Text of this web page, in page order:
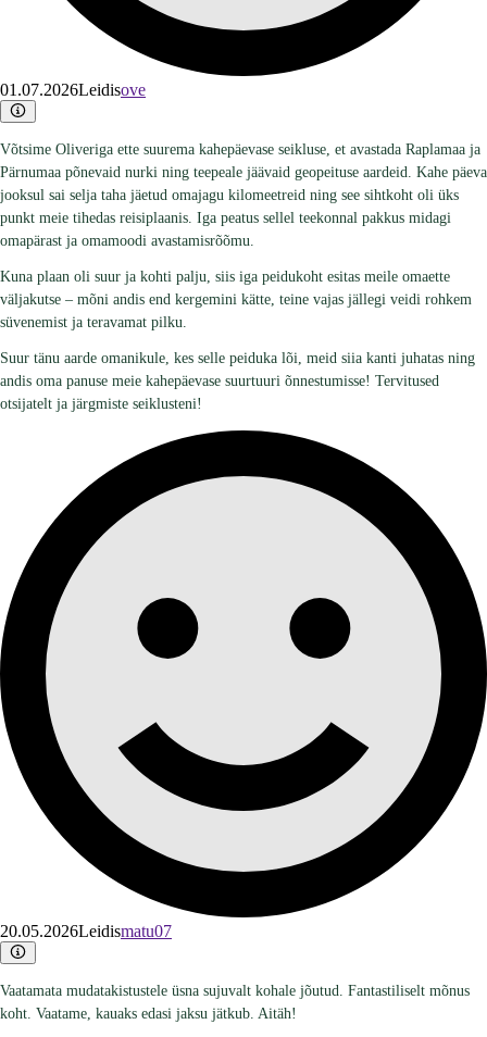
01.07.2026Leidisove
Võtsime Oliveriga ette suurema kahepäevase seikluse, et avastada Raplamaa ja
Pärnumaa põnevaid nurki ning teepeale jäävaid geopeituse aardeid. Kahe päeva
jooksul sai selja taha jäetud omajagu kilomeetreid ning see sihtkoht oli üks
punkt meie tihedas reisiplaanis. Iga peatus sellel teekonnal pakkus midagi
omapärast ja omamoodi avastamisrõõmu.
​Kuna plaan oli suur ja kohti palju, siis iga peidukoht esitas meile omaette
väljakutse – mõni andis end kergemini kätte, teine vajas jällegi veidi rohkem
süvenemist ja teravamat pilku.
​Suur tänu aarde omanikule, kes selle peiduka lõi, meid siia kanti juhatas ning
andis oma panuse meie kahepäevase suurtuuri õnnestumisse! Tervitused
otsijatelt ja järgmiste seiklusteni!
20.05.2026Leidismatu07
Vaatamata mudatakistustele üsna sujuvalt kohale jõutud. Fantastiliselt mõnus
koht. Vaatame, kauaks edasi jaksu jätkub. Aitäh!